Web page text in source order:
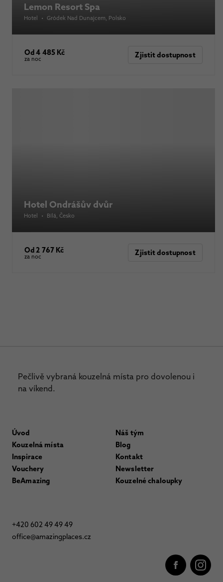
Lemon Resort Spa
Hotel • Gródek Nad Dunajcem , Polsko
Od 4 485 Kč
za noc Zjistit dostupnost
Hotel Ondrášův dvůr
Hotel • Bílá , Česko
Od 2 767 Kč
za noc Zjistit dostupnost
Pečlivě vybraná kouzelná místa pro dovolenou i
na víkend.
Úvod
Kouzelná místa
Inspirace
Vouchery
BeAmazing
Náš tým
Blog
Kontakt
Newsletter
Kouzelné chaloupky
+420 602 49 49 49
office@amazingplaces.cz